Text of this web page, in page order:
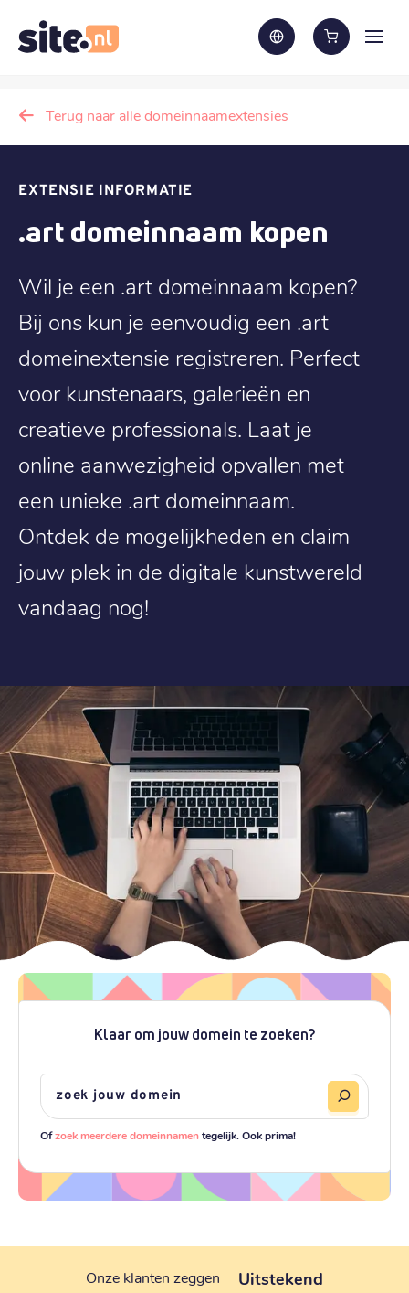
Terug naar alle domeinnaamextensies
EXTENSIE INFORMATIE
.art domeinnaam kopen
Wil je een .art domeinnaam kopen?
Bij ons kun je eenvoudig een .art
domeinextensie registreren. Perfect
voor kunstenaars, galerieën en
creatieve professionals. Laat je
online aanwezigheid opvallen met
een unieke .art domeinnaam.
Ontdek de mogelijkheden en claim
jouw plek in de digitale kunstwereld
vandaag nog!
Klaar om jouw domein te zoeken?
Ofzoek meerdere domeinnamentegelijk. Ook prima!
Onze klanten zeggen Uitstekend